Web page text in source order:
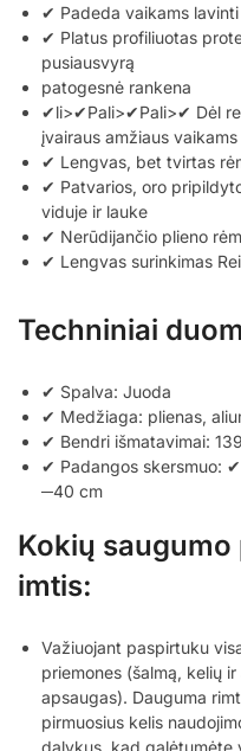
✔ Padeda vaikams
✔ Platus profiliuotas
pusiausvyrą
patogesnė rankena
✔li>✔Pali>✔Pali>✔ Dėl
įvairaus amžiaus vaikams
✔ Lengvas, bet tvirtas
✔ Patvarios, oro
viduje ir lauke
✔ Nerūdijančio plieno
✔ Lengvas surinkimas
Techniniai
✔ Spalva: Juoda
✔ Medžiaga: plienas,
✔ Bendri išmatavimai:
✔ Padangos skersmuo:
─40 cm
Kokių
imtis:
Važiuojant paspirtuku
priemones (šalmą, kelių
apsaugas). Dauguma
pirmuosius kelis